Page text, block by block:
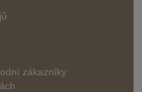
zákazníky